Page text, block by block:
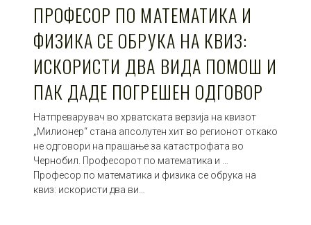
ПРОФЕСОР ПО МАТЕМАТИКА И
ФИЗИКА СЕ ОБРУКА НА КВИЗ:
ИСКОРИСТИ ДВА ВИДА ПОМОШ И
ПАК ДАДЕ ПОГРЕШЕН ОДГОВОР
Натпреварувач во хрватската верзија на квизот
„Милионер“ стана апсолутен хит во регионот откако
не одговори на прашање за катастрофата во
Чернобил. Професорот по математика и …
Професор по математика и физика се обрука на
квиз: искористи два ви…